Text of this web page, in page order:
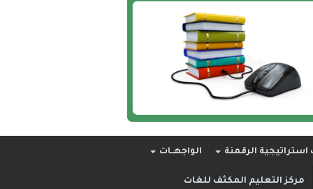
الرقمنة الواجهــات
مركز التعليم المكثف للغات